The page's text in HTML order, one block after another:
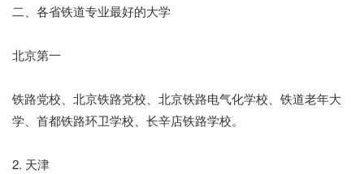
二、各省铁道专业最好的大学
北京第一
铁路党校、北京铁路党校、北京铁路电气化学校、铁道老年大
学、首都铁路环卫学校、长辛店铁路学校。
2. 天津